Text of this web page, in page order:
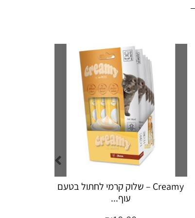
Creamy – שלוק קרמי לחתול לטיפול
כד...